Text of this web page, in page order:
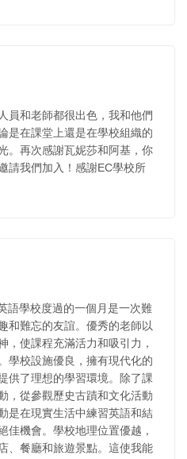
員和老師都很出色，我和他們
是在課堂上還是在學校組織的
。再次感謝瓦妮莎和阿基，你
請我們加入！感謝EC學校所
語學校度過的一個月是一次難
和難忘的友誼。優秀的老師以
，使課程充滿活力和吸引力，
學校設施優良，擁有現代化的
供了理想的學習環境。除了課
，從參觀歷史古蹟和文化活動
是在現實生活中練習英語和結
佳機會。學校地理位置優越，
、餐廳和旅遊景點。這使我能